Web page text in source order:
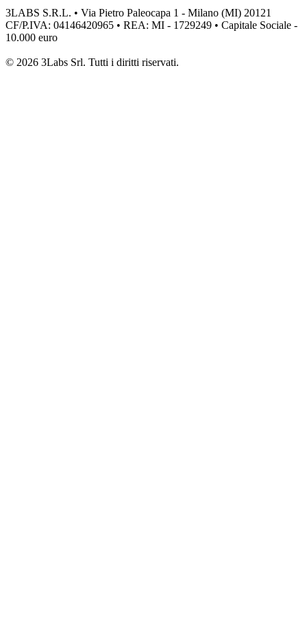
3LABS S.R.L. • Via Pietro Paleocapa 1 - Milano (MI) 20121
CF/P.IVA: 04146420965 • REA: MI - 1729249 • Capitale Sociale -
10.000 euro
© 2026 3Labs Srl. Tutti i diritti riservati.